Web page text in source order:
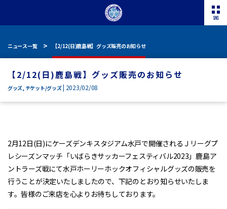
ニュース一覧 【2/12(日)鹿島戦】グッズ販売のお知らせ
【2/12(日)鹿島戦】グッズ販売のお知らせ
グッズ, チケット/グッズ| 2023/02/08
2月12日(日)にケーズデンキスタジアム水戸で開催されるＪリーグプ
レシーズンマッチ「いばらきサッカーフェスティバル2023」鹿島ア
ントラーズ戦にて水戸ホーリーホックオフィシャルグッズの販売を
行うことが決定いたしましたので、下記のとおり知らせいたしま
す。皆様のご来店を心よりお待ちしております。